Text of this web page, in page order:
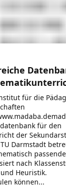
für die
für den
der
Darmstadt
passende
nach
Heuristik.
können...